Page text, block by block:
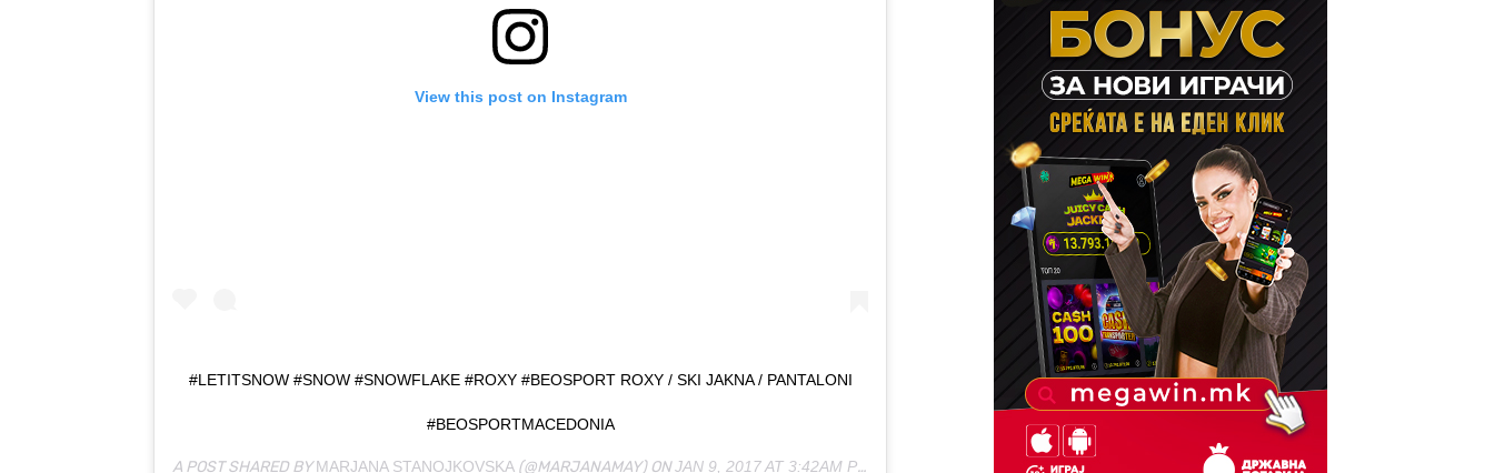
View this post on Instagram
#LETITSNOW #SNOW #SNOWFLAKE #ROXY #BEOSPORT ROXY / SKI JAKNA / PANTALONI
#BEOSPORTMACEDONIA
A POST SHARED BYMARJANA STANOJKOVSKA (@MARJANAMAY) ONJAN 9, 2017 AT 3:42AM PST